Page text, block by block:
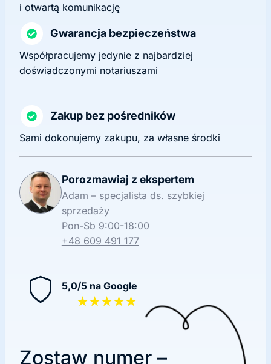
i otwartą komunikację
Gwarancja bezpieczeństwa
Współpracujemy jedynie z najbardziej
doświadczonymi notariuszami
Zakup bez pośredników
Sami dokonujemy zakupu, za własne środki
Porozmawiaj z ekspertem
Adam – specjalista ds. szybkiej
sprzedaży
Pon-Sb 9:00-18:00
+48 609 491 177
5,0/5 na Google
★★★★★
Zostaw numer –